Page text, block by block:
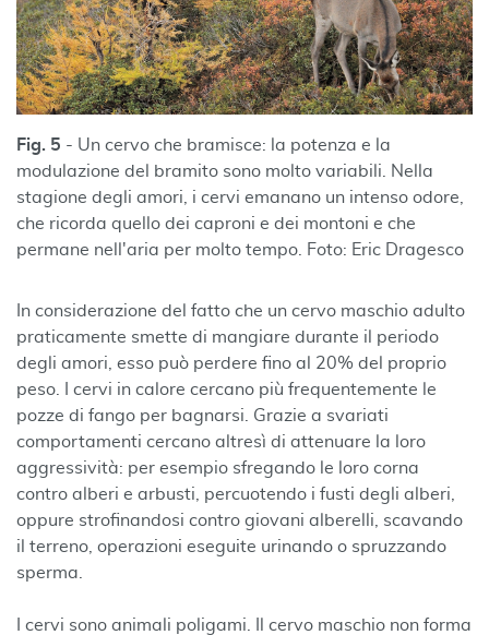
Fig. 5 - Un cervo che bramisce: la potenza e la
modulazione del bramito sono molto variabili. Nella
stagione degli amori, i cervi emanano un intenso odore,
che ricorda quello dei caproni e dei montoni e che
permane nell'aria per molto tempo. Foto: Eric Dragesco
In considerazione del fatto che un cervo maschio adulto
praticamente smette di mangiare durante il periodo
degli amori, esso può perdere fino al 20% del proprio
peso. I cervi in calore cercano più frequentemente le
pozze di fango per bagnarsi. Grazie a svariati
comportamenti cercano altresì di attenuare la loro
aggressività: per esempio sfregando le loro corna
contro alberi e arbusti, percuotendo i fusti degli alberi,
oppure strofinandosi contro giovani alberelli, scavando
il terreno, operazioni eseguite urinando o spruzzando
sperma.
I cervi sono animali poligami. Il cervo maschio non forma